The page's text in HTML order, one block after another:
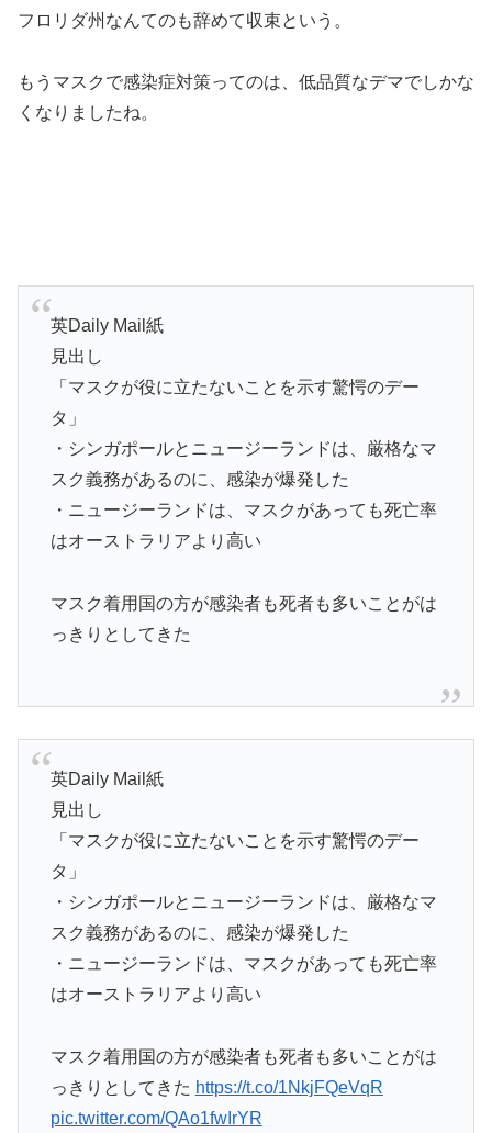
フロリダ州なんてのも辞めて収束という。
もうマスクで感染症対策ってのは、低品質なデマでしかな
くなりましたね。
英Daily Mail紙
見出し
「マスクが役に立たないことを示す驚愕のデー
タ」
・シンガポールとニュージーランドは、厳格なマ
スク義務があるのに、感染が爆発した
・ニュージーランドは、マスクがあっても死亡率
はオーストラリアより高い
マスク着用国の方が感染者も死者も多いことがは
っきりとしてきた
英Daily Mail紙
見出し
「マスクが役に立たないことを示す驚愕のデー
タ」
・シンガポールとニュージーランドは、厳格なマ
スク義務があるのに、感染が爆発した
・ニュージーランドは、マスクがあっても死亡率
はオーストラリアより高い
マスク着用国の方が感染者も死者も多いことがは
っきりとしてきた https://t.co/1NkjFQeVqR
pic.twitter.com/QAo1fwIrYR